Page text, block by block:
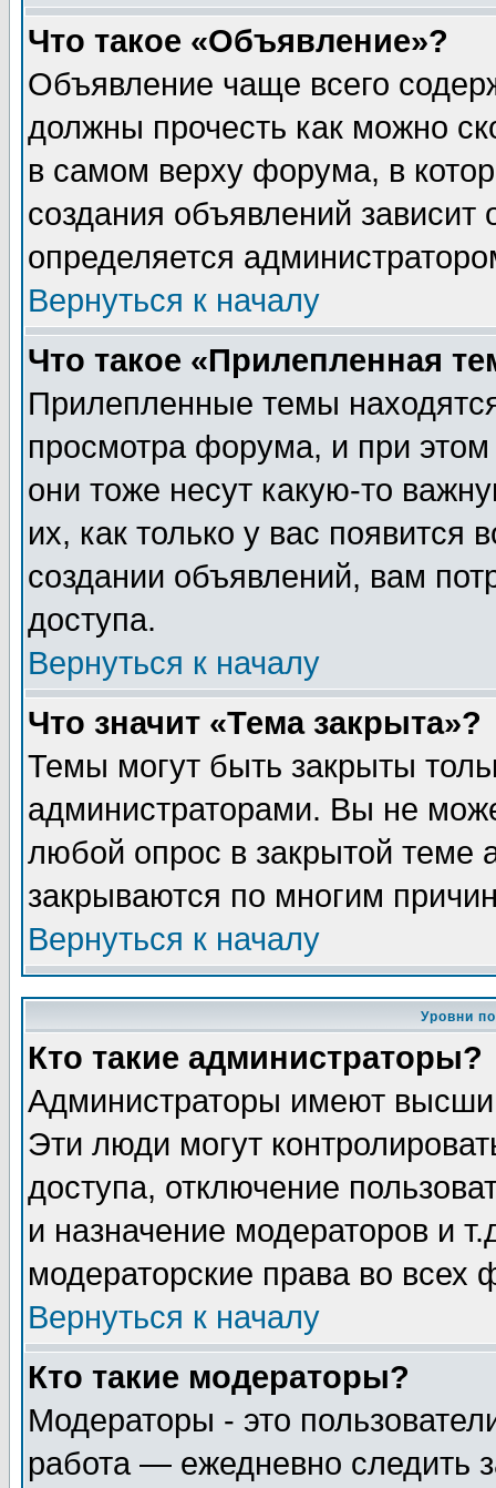
Что такое «Объявление»?
Объявление чаще всего
должны прочесть как можно
в самом верху форума, в
создания объявлений зависит
определяется
Вернуться к началу
Что такое «Прилепленная
Прилепленные темы
просмотра форума, и при
они тоже несут какую-то
их, как только у вас появится
создании объявлений, вам
доступа.
Вернуться к началу
Что значит «Тема закрыта»?
Темы могут быть закрыты
администраторами. Вы не
любой опрос в закрытой теме
закрываются по многим
Вернуться к началу
Уровни
Кто такие администраторы?
Администраторы имеют
Эти люди могут
доступа, отключение
и назначение модераторов и
модераторские права во всех
Вернуться к началу
Кто такие модераторы?
Модераторы - это
работа — ежедневно следить